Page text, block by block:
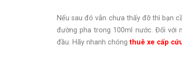
Nếu sau đó vẫn chưa thấy đỡ thì bạn
đường pha trong 100ml nước. Đối với
đầu. Hãy nhanh chóngthuê xe cấp